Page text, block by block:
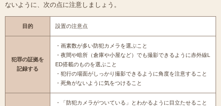
ないように、次の点に注意しましょう。
目的 設置の注意点
犯罪の証拠を
記録する
・画素数が多い防犯カメラを選ぶこと
・夜間や暗所（倉庫や小屋など）でも撮影できるように赤外線L
ED搭載のものを選ぶこと
・犯行の場面がしっかり撮影できるように角度を注意すること
・死角がないように気をつけること
・「防犯カメラがついている」とわかるように目立たせること